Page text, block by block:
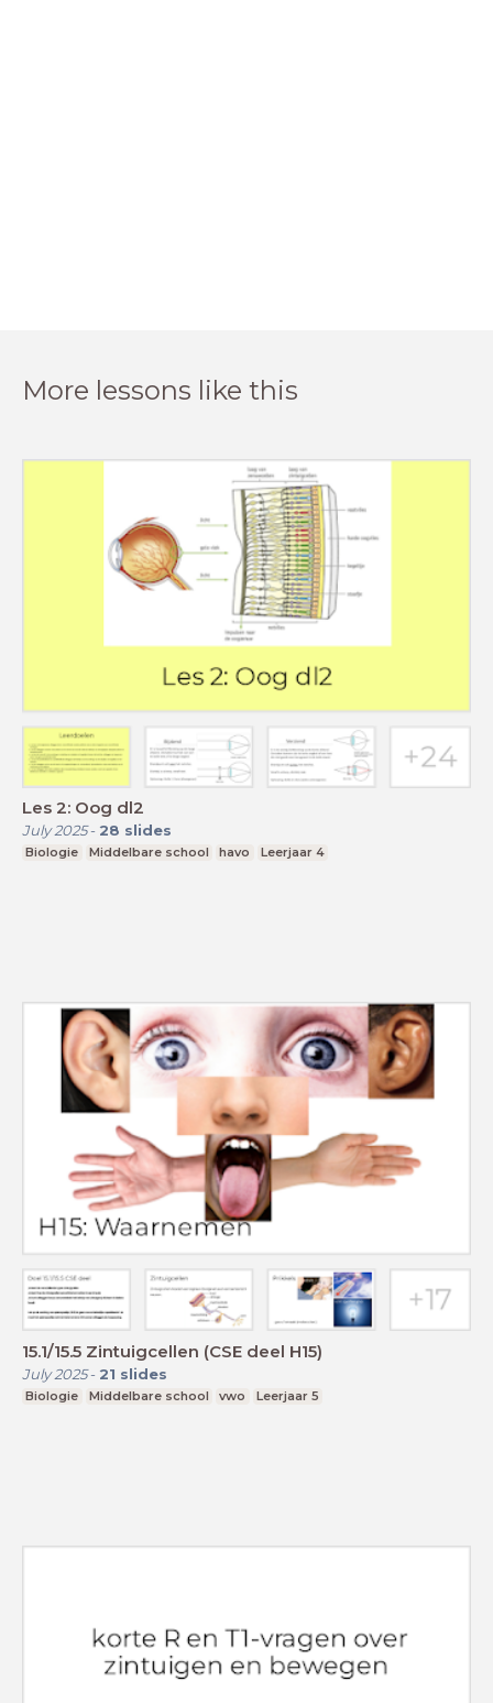
More lessons like this
Les 2: Oog dl2
July 2025- 28 slides
Biologie Middelbare school havo Leerjaar 4
15.1/15.5 Zintuigcellen (CSE deel H15)
July 2025- 21 slides
Biologie Middelbare school vwo Leerjaar 5